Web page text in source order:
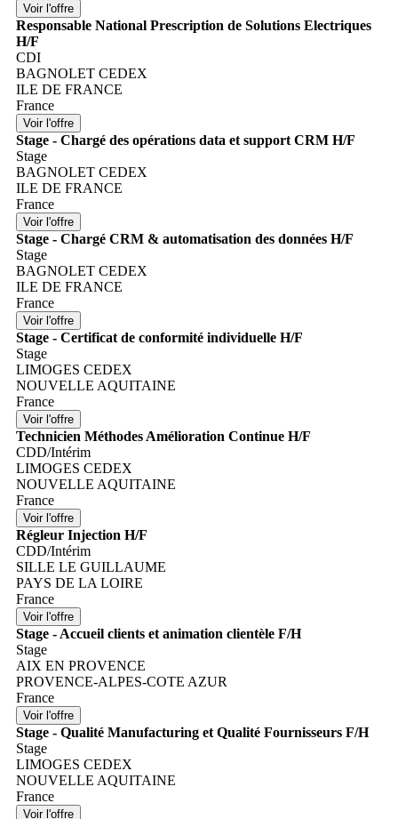
Responsable National Prescription de Solutions Electriques
H/F
CDI
BAGNOLET CEDEX
ILE DE FRANCE
France
Stage - Chargé des opérations data et support CRM H/F
Stage
BAGNOLET CEDEX
ILE DE FRANCE
France
Stage - Chargé CRM & automatisation des données H/F
Stage
BAGNOLET CEDEX
ILE DE FRANCE
France
Stage - Certificat de conformité individuelle H/F
Stage
LIMOGES CEDEX
NOUVELLE AQUITAINE
France
Technicien Méthodes Amélioration Continue H/F
CDD/Intérim
LIMOGES CEDEX
NOUVELLE AQUITAINE
France
Régleur Injection H/F
CDD/Intérim
SILLE LE GUILLAUME
PAYS DE LA LOIRE
France
Stage - Accueil clients et animation clientèle F/H
Stage
AIX EN PROVENCE
PROVENCE-ALPES-COTE AZUR
France
Stage - Qualité Manufacturing et Qualité Fournisseurs F/H
Stage
LIMOGES CEDEX
NOUVELLE AQUITAINE
France